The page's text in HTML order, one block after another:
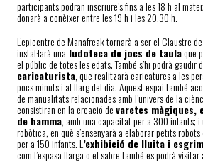
participants podran inscriure’s fins a les 18 h al
donarà a conèixer entre les 19 h i les 20.30 h.
L’epicentre de Manafreak tornarà a ser el Claustre
instal·larà una ludoteca de jocs de taulaque
el públic de totes les edats. També s’hi podrà gaudir
caricaturista, que realitzarà caricatures a les
pocs minuts i al llarg del dia. Aquest espai també
de manualitats relacionades amb l’univers de la
consistiran en la creació devaretes màgiques,
de hamma, amb una capacitat per a 300 infants;
robòtica, en què s’ensenyarà a elaborar petits
per a 150 infants. L’exhibició de lluita i
com l’espasa llarga o el sabre també es podrà